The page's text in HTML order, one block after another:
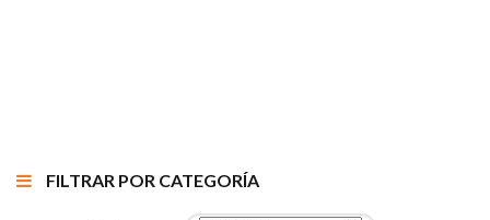
FILTRAR POR CATEGORÍA